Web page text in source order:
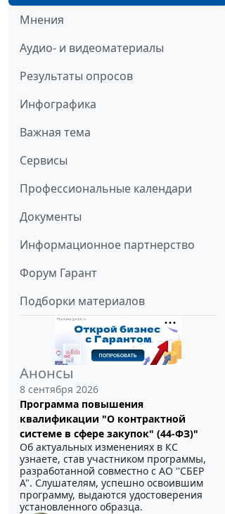
Мнения
Аудио- и видеоматериалы
Результаты опросов
Инфографика
Важная тема
Сервисы
Профессиональные календари
Документы
Информационное партнерство
Форум Гарант
Подборки материалов
Анонсы
8 сентября 2026
Программа повышения
квалификации "О контрактной
системе в сфере закупок" (44-ФЗ)"
Об актуальных изменениях в КС
узнаете, став участником программы,
разработанной совместно с АО ''СБЕР
А". Слушателям, успешно освоившим
программу, выдаются удостоверения
установленного образца.